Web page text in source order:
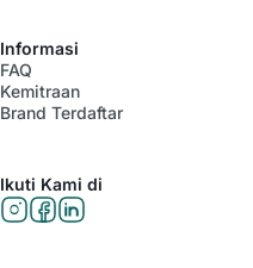
Informasi
FAQ
Kemitraan
Brand Terdaftar
Ikuti Kami di